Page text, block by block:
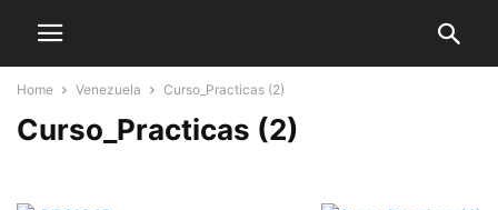
Home Venezuela Curso_Practicas (2)
Curso_Practicas (2)